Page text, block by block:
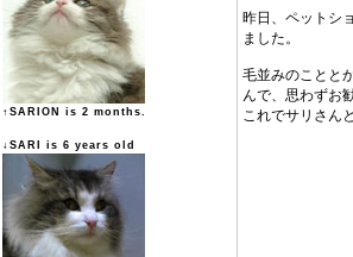
↑SARION is 2 months.
↓SARI is 6 years old
昨日、ペットシ
ました。
毛並みのことと
んで、思わずお
これでサリさん